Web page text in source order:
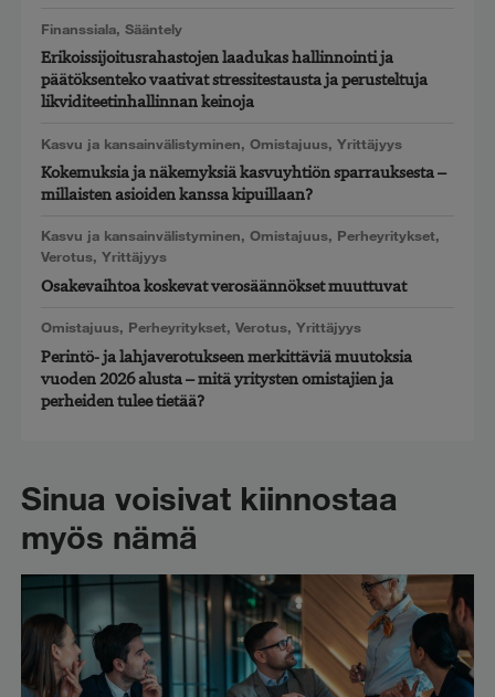
Finanssiala, Sääntely
Erikoissijoitusrahastojen laadukas hallinnointi ja
päätöksenteko vaativat stressitestausta ja perusteltuja
likviditeetinhallinnan keinoja
Kasvu ja kansainvälistyminen, Omistajuus, Yrittäjyys
Kokemuksia ja näkemyksiä kasvuyhtiön sparrauksesta –
millaisten asioiden kanssa kipuillaan?
Kasvu ja kansainvälistyminen, Omistajuus, Perheyritykset,
Verotus, Yrittäjyys
Osakevaihtoa koskevat verosäännökset muuttuvat
Omistajuus, Perheyritykset, Verotus, Yrittäjyys
Perintö- ja lahjaverotukseen merkittäviä muutoksia
vuoden 2026 alusta – mitä yritysten omistajien ja
perheiden tulee tietää?
Sinua voisivat kiinnostaa
myös nämä